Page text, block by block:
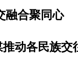
融合聚同心
动各民族交